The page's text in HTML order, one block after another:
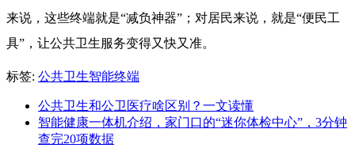
来说，这些终端就是“减负神器”；对居民来说，就是“便民工
具”，让公共卫生服务变得又快又准。
标签: 公共卫生智能终端
公共卫生和公卫医疗啥区别？一文读懂
智能健康一体机介绍，家门口的“迷你体检中心”，3分钟
查完20项数据